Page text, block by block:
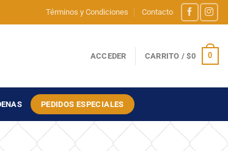
Términos y Condiciones Contacto
ACCEDER CARRITO /$0 0
PEDIDOS ESPECIALES